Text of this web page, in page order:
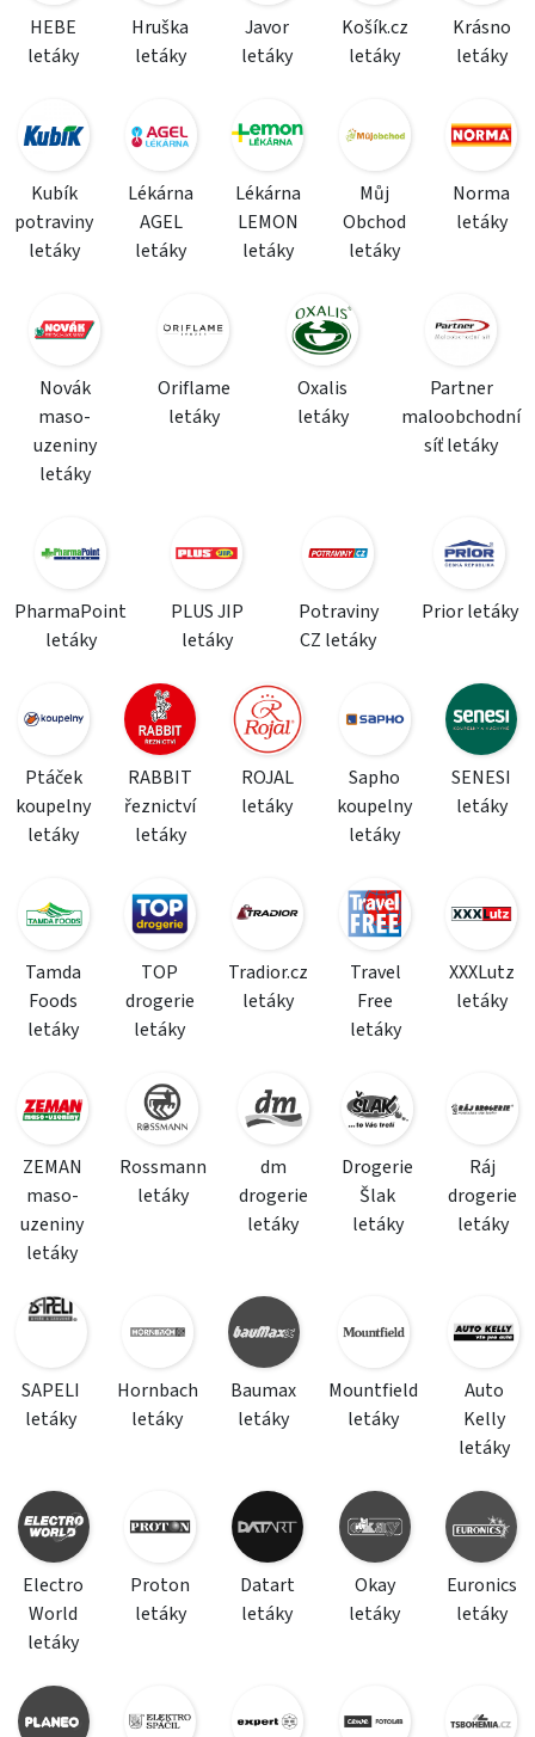
HEBE
letáky
Hruška
letáky
Javor
letáky
Košík.cz
letáky
Krásno
letáky
Kubík
potraviny
letáky
Lékárna
AGEL
letáky
Lékárna
LEMON
letáky
Můj
Obchod
letáky
Norma
letáky
Novák
maso-
uzeniny
letáky
Oriflame
letáky
Oxalis
letáky
Partner
maloobchodní
síť letáky
PharmaPoint
letáky
PLUS JIP
letáky
Potraviny
CZ letáky
Prior letáky
Ptáček
koupelny
letáky
RABBIT
řeznictví
letáky
ROJAL
letáky
Sapho
koupelny
letáky
SENESI
letáky
Tamda
Foods
letáky
TOP
drogerie
letáky
Tradior.cz
letáky
Travel
Free
letáky
XXXLutz
letáky
ZEMAN
maso-
uzeniny
letáky
Rossmann
letáky
dm
drogerie
letáky
Drogerie
Šlak
letáky
Ráj
drogerie
letáky
SAPELI
letáky
Hornbach
letáky
Baumax
letáky
Mountfield
letáky
Auto
Kelly
letáky
Electro
World
letáky
Proton
letáky
Datart
letáky
Okay
letáky
Euronics
letáky